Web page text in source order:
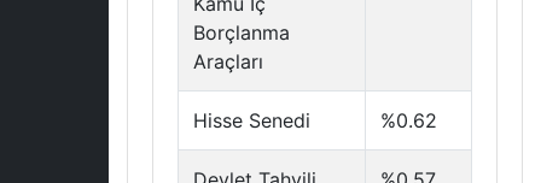
Borçlanma
Araçları
Hisse Senedi %0.62